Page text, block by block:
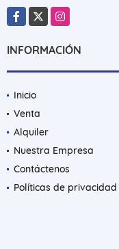
Facebook
X Instagram
INFORMACIÓN
Inicio
Venta
Alquiler
Nuestra Empresa
Contáctenos
Políticas de privacidad